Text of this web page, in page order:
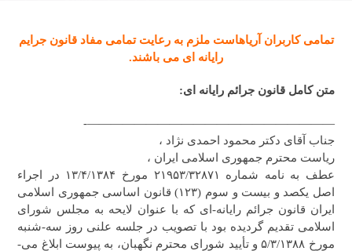
تمامی کاربران آریاهاست ملزم به رعایت تمامی مفاد قانون جرایم
رایانه ای می باشند.
متن کامل قانون جرائم رایانه ای:
—————————————————————-
جناب آقای دکتر محمود احمدی نژاد ،
ریاست محترم جمهوری اسلامی ایران ،
عطف به نامه شماره ۲۱۹۵۳/۳۲۸۷۱ مورخ ۱۳/۴/۱۳۸۴ در اجراء
اصل یکصد و بیست و سوم (۱۲۳) قانون اساسی جمهوری اسلامی
ایران قانون جرائم رایانه-ای که با عنوان لایحه به مجلس شورای
اسلامی تقدیم گردیده بود با تصویب در جلسه علنی روز سه-شنبه
مورخ ۵/۳/۱۳۸۸ و تأیید شورای محترم نگهبان، به پیوست ابلاغ می-